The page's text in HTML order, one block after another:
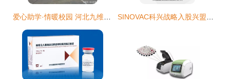
爱心助学·情暖校园 河北九维生物科技向宁晋县五中捐赠大枣饮品与生物制品 SINOVAC科兴战略入股兴盟生物，深耕创新抗体领域